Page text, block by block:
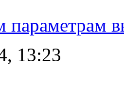
параметрам
13:23